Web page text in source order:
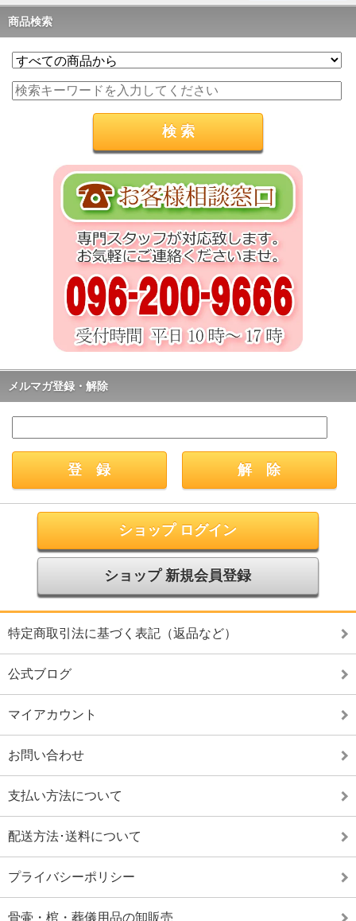
商品検索
メルマガ登録・解除
ショップ ログイン
ショップ 新規会員登録
特定商取引法に基づく表記（返品など）
公式ブログ
マイアカウント
お問い合わせ
支払い方法について
配送方法･送料について
プライバシーポリシー
骨壷・棺・葬儀用品の卸販売